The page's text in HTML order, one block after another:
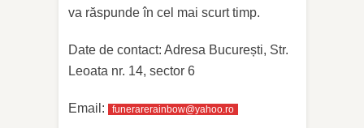
va răspunde în cel mai scurt timp.
Date de contact: Adresa București, Str.
Leoata nr. 14, sector 6
Email: funerarerainbow@yahoo.ro